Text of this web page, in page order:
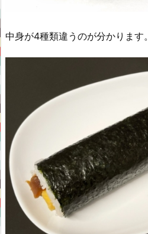
中身が4種類違うのが分かります。